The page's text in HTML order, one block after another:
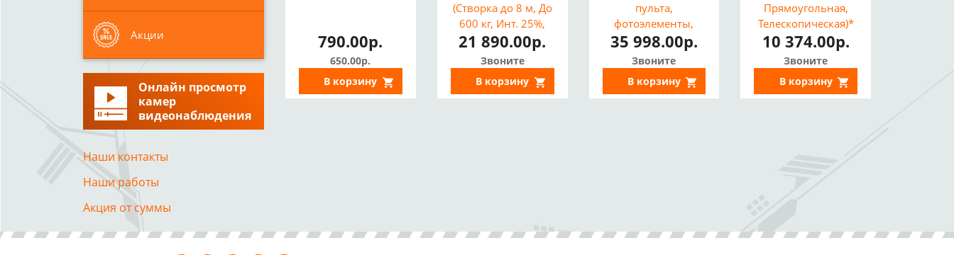
Акции
Онлайн просмотр
камер
видеонаблюдения
Наши контакты
Наши работы
Акция от суммы
790.00р.
650.00р.
В корзину
(Створка до 8 м, До
600 кг, Инт. 25%,
Приемник, 2
Пульта)
21 890.00р.
Звоните
В корзину
пульта,
фотоэлементы,
лампа)
35 998.00р.
Звоните
В корзину
Прямоугольная,
Телескопическая)*
10 374.00р.
Звоните
В корзину